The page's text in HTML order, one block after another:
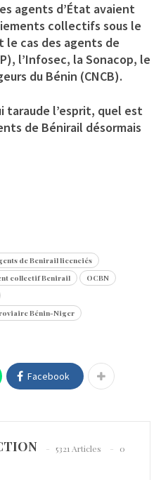
agents d’État avaient
collectifs sous le
le cas des agents de
l’Infosec, la Sonacop, le
du Bénin (CNCB).
taraude l’esprit, quel est
de Bénirail désormais
de Benirail licenciés
collectif Benirail
OCBN
Bénin-Niger
Facebook
5321 Articles
0